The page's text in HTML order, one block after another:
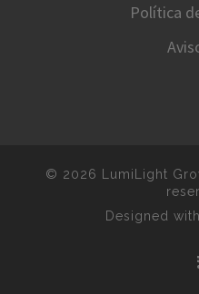
Política
© 2026 LumiLight
Designed with